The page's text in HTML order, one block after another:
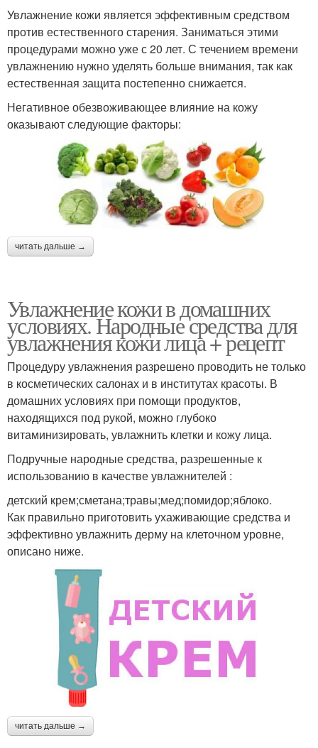
Увлажнение кожи является эффективным средством
против естественного старения. Заниматься этими
процедурами можно уже с 20 лет. С течением времени
увлажнению нужно уделять больше внимания, так как
естественная защита постепенно снижается.
Негативное обезвоживающее влияние на кожу
оказывают следующие факторы:
читать дальше →
Увлажнение кожи в домашних
условиях. Народные средства для
увлажнения кожи лица + рецепт
Процедуру увлажнения разрешено проводить не только
в косметических салонах и в институтах красоты. В
домашних условиях при помощи продуктов,
находящихся под рукой, можно глубоко
витаминизировать, увлажнить клетки и кожу лица.
Подручные народные средства, разрешенные к
использованию в качестве увлажнителей :
детский крем;сметана;травы;мед;помидор;яблоко.
Как правильно приготовить ухаживающие средства и
эффективно увлажнить дерму на клеточном уровне,
описано ниже.
читать дальше →